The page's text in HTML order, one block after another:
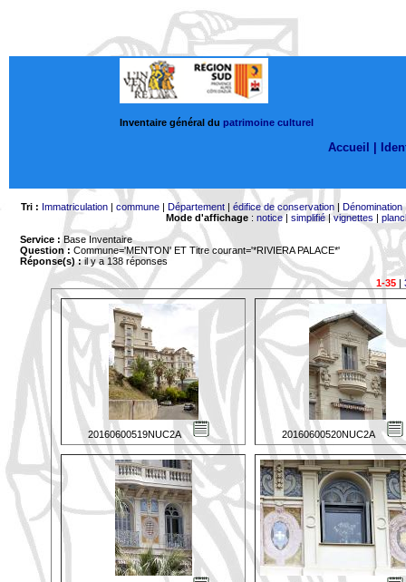
Inventaire général du patrimoine culturel
Accueil |
Tri : Immatriculation| commune| Département| édifice de conservation| Dénomination
Mode d'affichage: notice| simplifié|vignettes |
Service : Base Inventaire
Question : Commune='MENTON' ET Titre courant='*RIVIERA PALACE*'
Réponse(s) :il y a 138 réponses
1-35|
20160600519NUC2A 20160600520NUC2A